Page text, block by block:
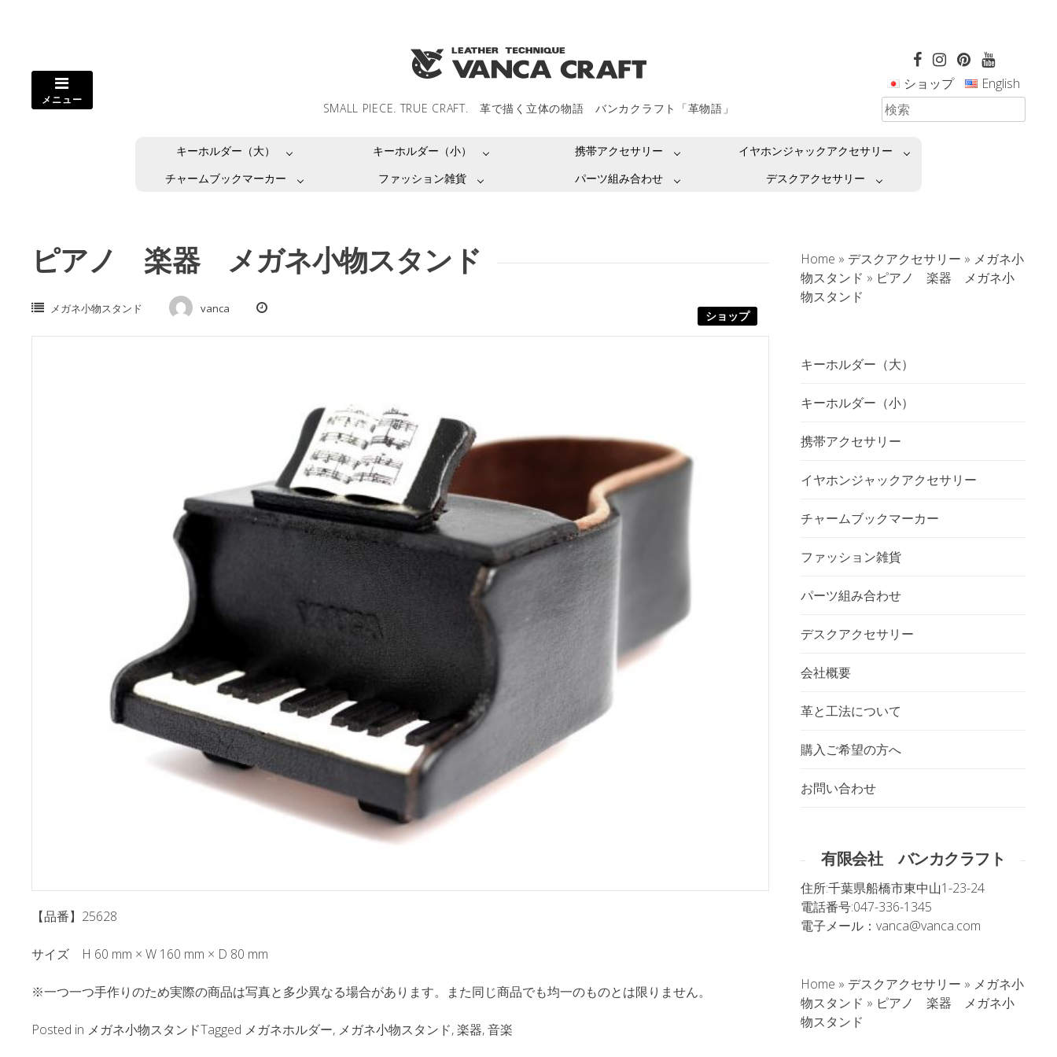
SMALL PIECE. TRUE CRAFT. 革で描く立体の物語 バンカクラフト「革物語」
メニュー
ショップ English
キーホルダー（大） キーホルダー（小） 携帯アクセサリー
イヤホンジャックアクセサリー
チャームブックマーカー
ファッション雑貨 パーツ組み合わせ デスクアクセサリー
ピアノ 楽器 メガネ小物スタンド
ショップ
メガネ小物スタンド vanca
【品番】25628
サイズ H 60 mm × W 160 mm × D 80 mm
※一つ一つ手作りのため実際の商品は写真と多少異なる場合があります。また同じ商品でも均一のものとは限りません。
Posted in メガネ小物スタンドTagged メガネホルダー, メガネ小物スタンド,楽器,音楽
Home » デスクアクセサリー » メガネ小
物スタンド » ピアノ 楽器 メガネ小
物スタンド
キーホルダー（大）
キーホルダー（小）
携帯アクセサリー
イヤホンジャックアクセサリー
チャームブックマーカー
ファッション雑貨
パーツ組み合わせ
デスクアクセサリー
会社概要
革と工法について
購入ご希望の方へ
お問い合わせ
有限会社 バンカクラフト
住所:千葉県船橋市東中山1-23-24
電話番号:047-336-1345
電子メール： vanca@vanca.com
Home » デスクアクセサリー » メガネ小
物スタンド » ピアノ 楽器 メガネ小
物スタンド